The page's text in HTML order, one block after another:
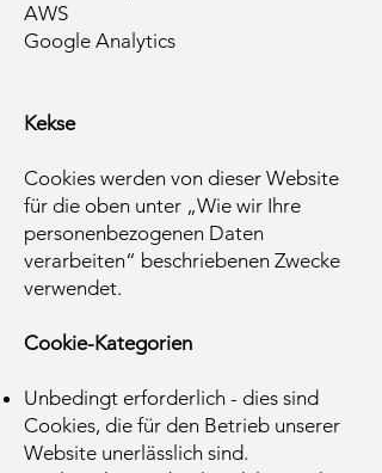
AWS
Google Analytics
Kekse
Cookies werden von dieser Website
für die oben unter „Wie wir Ihre
personenbezogenen Daten
verarbeiten“ beschriebenen Zwecke
verwendet.
Cookie-Kategorien
Unbedingt erforderlich - dies sind
Cookies, die für den Betrieb unserer
Website unerlässlich sind.